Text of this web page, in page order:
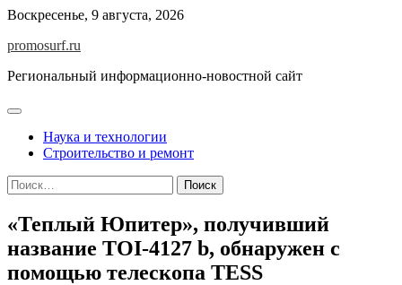
Skip
content
Воскресенье, 9 августа, 2026
promosurf.ru
Региональный информационно-новостной сайт
Наука и технологии
Строительство и ремонт
Найти:
«Теплый Юпитер», получивший
название TOI-4127 b, обнаружен с
помощью телескопа TESS